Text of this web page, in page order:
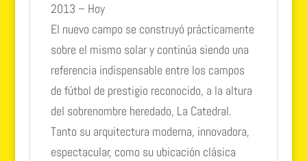
2013 – Hoy
El nuevo campo se construyó prácticamente
sobre el mismo solar y continúa siendo una
referencia indispensable entre los campos
de fútbol de prestigio reconocido, a la altura
del sobrenombre heredado, La Catedral.
Tanto su arquitectura moderna, innovadora,
espectacular, como su ubicación clásica